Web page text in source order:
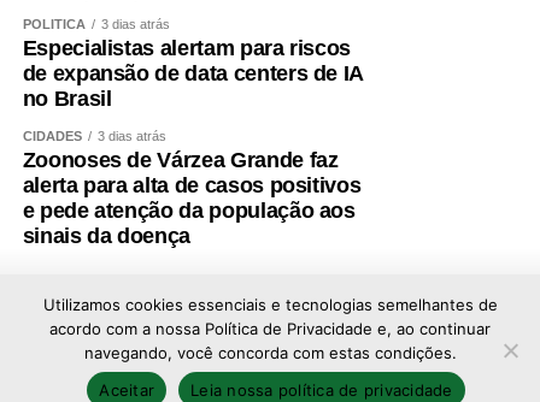
POLÍTICA 3 dias atrás
Especialistas alertam para riscos
de expansão de data centers de IA
no Brasil
CIDADES 3 dias atrás
Zoonoses de Várzea Grande faz
alerta para alta de casos positivos
e pede atenção da população aos
sinais da doença
Copyright © 2026 - Todos os direitos reservados ao
Utilizamos cookies essenciais e tecnologias semelhantes de
acordo com a nossa Política de Privacidade e, ao continuar
navegando, você concorda com estas condições.
Aceitar
Leia nossa política de privacidade